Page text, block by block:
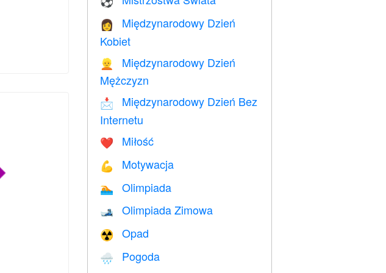
👩
Międzynarodowy Dzień
Kobiet
👱
Międzynarodowy Dzień
Mężczyzn
📩
Międzynarodowy Dzień Bez
Internetu
❤️️ Miłość
💪 Motywacja
🏊 Olimpiada
🎿 Olimpiada Zimowa
☢️ Opad
🌧
Pogoda